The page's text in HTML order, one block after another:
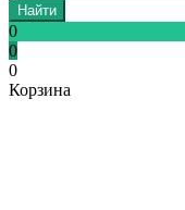
Найти
0
0
0
Корзина